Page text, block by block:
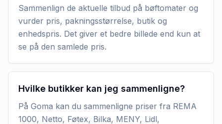
Sammenlign de aktuelle tilbud på bøftomater og
vurder pris, pakningsstørrelse, butik og
enhedspris. Det giver et bedre billede end kun at
se på den samlede pris.
Hvilke butikker kan jeg sammenligne?
På Goma kan du sammenligne priser fra REMA
1000, Netto, Føtex, Bilka, MENY, Lidl,